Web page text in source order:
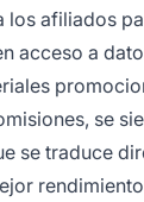
los afiliados
acceso a
se
se traduce